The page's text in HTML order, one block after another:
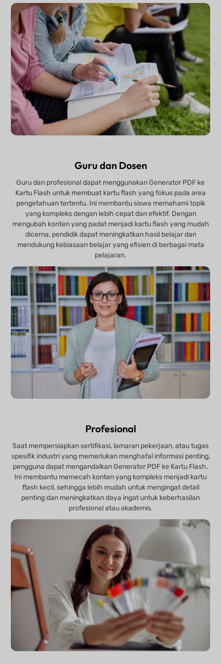
Guru dan Dosen
Guru dan profesional dapat menggunakan Generator PDF ke
Kartu Flash untuk membuat kartu flash yang fokus pada area
pengetahuan tertentu. Ini membantu siswa memahami topik
yang kompleks dengan lebih cepat dan efektif. Dengan
mengubah konten yang padat menjadi kartu flash yang mudah
dicerna, pendidik dapat meningkatkan hasil belajar dan
mendukung kebiasaan belajar yang efisien di berbagai mata
pelajaran.
Profesional
Saat mempersiapkan sertifikasi, lamaran pekerjaan, atau tugas
spesifik industri yang memerlukan menghafal informasi penting,
pengguna dapat mengandalkan Generator PDF ke Kartu Flash.
Ini membantu memecah konten yang kompleks menjadi kartu
flash kecil, sehingga lebih mudah untuk mengingat detail
penting dan meningkatkan daya ingat untuk keberhasilan
profesional atau akademis.